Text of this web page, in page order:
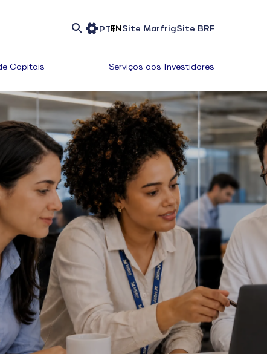
PTENSite MarfrigSite BRF
Capitais Serviços aos Investidores